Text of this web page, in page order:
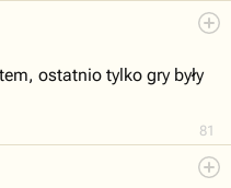
81
ostatnio tylko gry były